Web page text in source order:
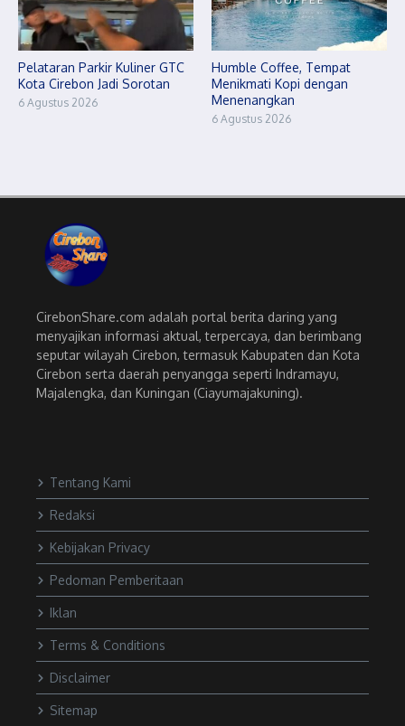
Pelataran Parkir Kuliner GTC
Kota Cirebon Jadi Sorotan
6 Agustus 2026
Humble Coffee, Tempat
Menikmati Kopi dengan
Menenangkan
6 Agustus 2026
CirebonShare.com adalah portal berita daring yang
menyajikan informasi aktual, terpercaya, dan berimbang
seputar wilayah Cirebon, termasuk Kabupaten dan Kota
Cirebon serta daerah penyangga seperti Indramayu,
Majalengka, dan Kuningan (Ciayumajakuning).
Tentang Kami
Redaksi
Kebijakan Privacy
Pedoman Pemberitaan
Iklan
Terms & Conditions
Disclaimer
Sitemap